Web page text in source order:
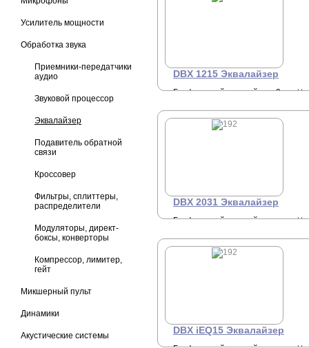
Усилитель мощности
Обработка звука
Приемники-передатчики
аудио
Звуковой процессор
Эквалайзер
Подавитель обратной
связи
Кроссовер
Фильтры, сплиттеры,
распределители
Модуляторы, директ-
боксы, конверторы
Компрессор, лимитер,
гейт
Микшерный пульт
Динамики
Акустические системы
DBX 1215 Эквалайзер
Графический эквалайзер, 2-
полос, Вх/вых - 1/4" TRS,
XLR, клеммный зажим.
DBX 2031 Эквалайзер
Графический эквалайзер с
системой шумоподавления
Type III, 1-канальный, 1/3
DBX iEQ15 Эквалайзер